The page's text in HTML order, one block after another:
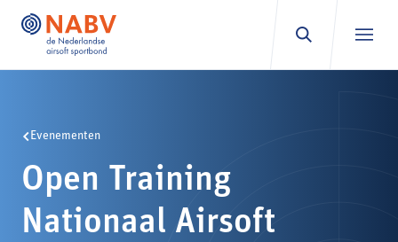
Evenementen
Open Training
Nationaal Airsoft